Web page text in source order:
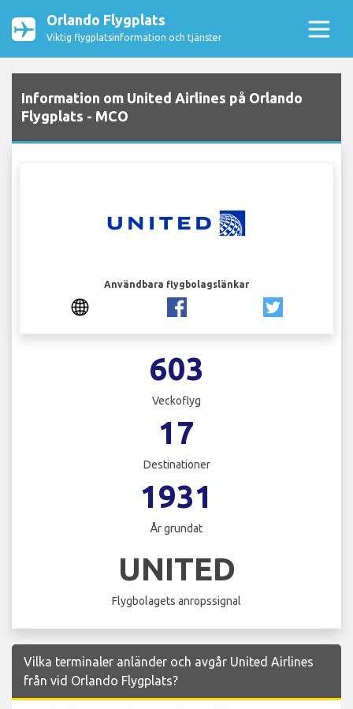
Orlando Flygplats
Viktig flygplatsinformation och tjänster
Information om United Airlines på Orlando
Flygplats - MCO
Användbara flygbolagslänkar
603
Veckoflyg
17
Destinationer
1931
År grundat
UNITED
Flygbolagets anropssignal
Vilka terminaler anländer och avgår United Airlines
från vid Orlando Flygplats?